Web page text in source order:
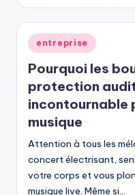
Posted
in
entreprise
Pourquoi les
protection
incontournable
musique
Attention à tous les
concert électrisant,
votre corps et vous
musique live. Même si…